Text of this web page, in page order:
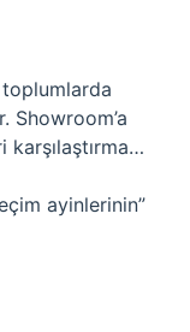
Showroom’a
ayinlerinin”